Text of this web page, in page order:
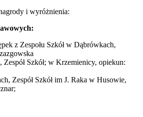
i wyróżnienia:
z Zespołu Szkół w Dąbrówkach,
Zespół Szkół; w Krzemienicy, opiekun:
Zespół Szkół im J. Raka w Husowie,